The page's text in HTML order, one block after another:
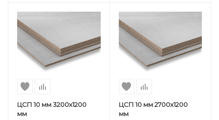
ЦСП 10 мм 3200х1200
мм
ЦСП 10 мм 2700х1200
мм